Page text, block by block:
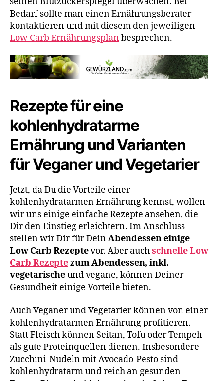
Bedarf sollte man einen Ernährungsberater
kontaktieren und mit diesem den jeweiligen
Low Carb Ernährungsplan besprechen.
Rezepte für eine
kohlenhydratarme
Ernährung und Varianten
für Veganer und Vegetarier
Jetzt, da Du die Vorteile einer
kohlenhydratarmen Ernährung kennst, wollen
wir uns einige einfache Rezepte ansehen, die
Dir den Einstieg erleichtern. Im Anschluss
stellen wir Dir für DeinAbendessen einige
Low Carb Rezeptevor. Aber auchschnelle Low
Carb Rezeptezum Abendessen, inkl.
vegetarischeund vegane, können Deiner
Gesundheit einige Vorteile bieten.
Auch Veganer und Vegetarier können von einer
kohlenhydratarmen Ernährung profitieren.
Statt Fleisch können Seitan, Tofu oder Tempeh
als gute Proteinquellen dienen. Insbesondere
Zucchini-Nudeln mit Avocado-Pesto sind
kohlenhydratarm und reich an gesunden